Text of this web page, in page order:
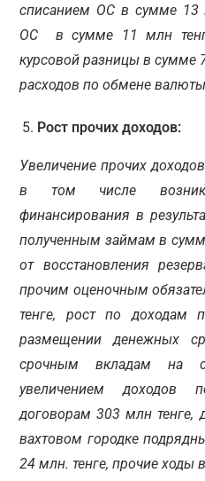
списанием ОС в сумме 13
ОС в сумме 11 млн
курсовой разницы в сумме
расходов по обмене
Рост прочих доходов:
Увеличение прочих
в том числе
финансирования в
полученным займам в
от восстановления
прочим оценочным
тенге, рост по доходам
размещении денежных
срочным вкладам на
увеличением
договорам 303 млн тенге,
вахтовом городке
24 млн. тенге, прочие ходы